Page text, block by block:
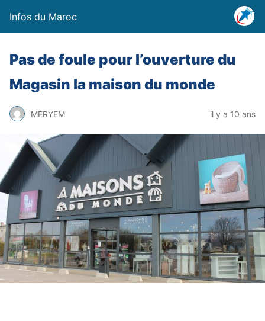
Infos du Maroc
Pas de foule pour l’ouverture du
Magasin la maison du monde
MERYEM il y a 10 ans